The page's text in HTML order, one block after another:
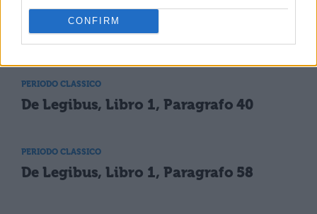
CONFIRM
PERIODO CLASSICO
De Legibus, Libro 1, Paragrafo 24
PERIODO CLASSICO
De Legibus, Libro 1, Paragrafo 40
PERIODO CLASSICO
De Legibus, Libro 1, Paragrafo 58